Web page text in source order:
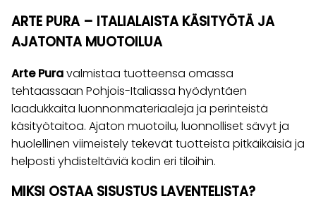
ARTE PURA – ITALIALAISTA KÄSITYÖTÄ JA
AJATONTA MUOTOILUA
Arte Puravalmistaa tuotteensa omassa
tehtaassaan Pohjois-Italiassa hyödyntäen
laadukkaita luonnonmateriaaleja ja perinteistä
käsityötaitoa. Ajaton muotoilu, luonnolliset sävyt ja
huolellinen viimeistely tekevät tuotteista pitkäikäisiä ja
helposti yhdisteltäviä kodin eri tiloihin.
MIKSI OSTAA SISUSTUS LAVENTELISTA?